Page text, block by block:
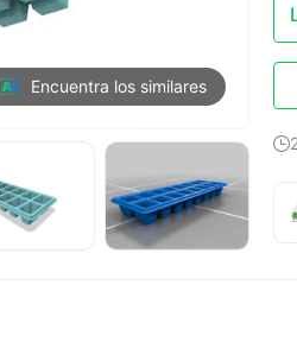
Encuentra los similares
